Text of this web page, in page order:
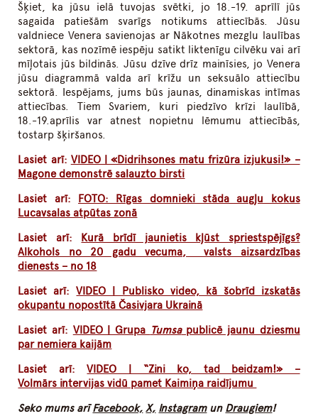
Šķiet, ka jūsu ielā tuvojas svētki, jo 18.-19. aprīlī jūs
sagaida patiešām svarīgs notikums attiecībās. Jūsu
valdniece Venera savienojas ar Nākotnes mezglu laulības
sektorā, kas nozīmē iespēju satikt liktenīgu cilvēku vai arī
mīļotais jūs bildinās. Jūsu dzīve drīz mainīsies, jo Venera
jūsu diagrammā valda arī krīžu un seksuālo attiecību
sektorā. Iespējams, jums būs jaunas, dinamiskas intīmas
attiecības. Tiem Svariem, kuri piedzīvo krīzi laulībā,
18.-19.aprīlis var atnest nopietnu lēmumu attiecībās,
tostarp šķiršanos.
Lasiet arī: VIDEO | «Didrihsones matu frizūra izjukusi!» –
Magone demonstrē salauzto birsti
Lasiet arī:
FOTO: Rīgas domnieki stāda augļu kokus
Lucavsalas atpūtas zonā
Lasiet arī:
Kurā brīdī jaunietis kļūst spriestspējīgs?
Alkohols no 20 gadu vecuma, valsts aizsardzības
dienests – no 18
Lasiet arī:VIDEO | Publisko video, kā šobrīd izskatās
okupantu nopostītā Časivjara Ukrainā
Lasiet arī: VIDEO | Grupa Tumsapublicē jaunu dziesmu
par nemiera kaijām
Lasiet arī:VIDEO | “Zini ko, tad beidzam!» –
Volmārs intervijas vidū pamet Kaimiņa raidījumu
Seko mums arīFacebook, X, Instagramun Draugiem!